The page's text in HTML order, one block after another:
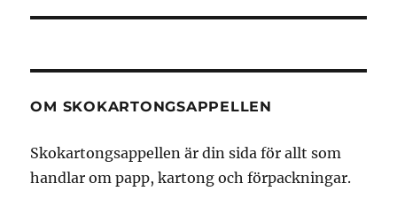
OM SKOKARTONGSAPPELLEN
Skokartongsappellen är din sida för allt som
handlar om papp, kartong och förpackningar.